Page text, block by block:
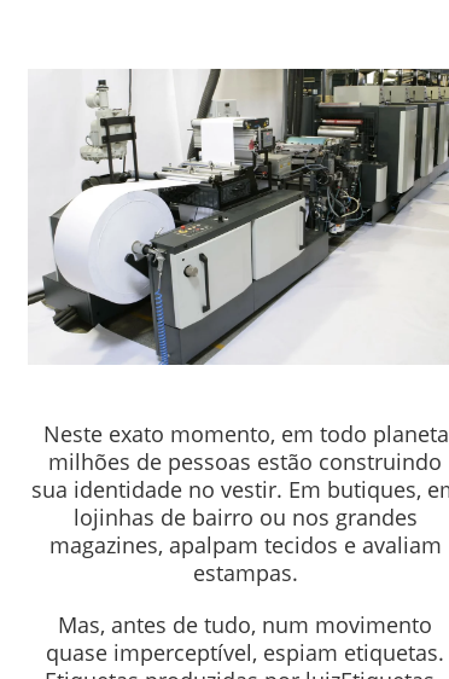
merece ter um estilo que
Neste exato momento, em todo
milhões de pessoas estão construindo
sua identidade no vestir. Em butiques,
lojinhas de bairro ou nos grandes
magazines, apalpam tecidos e avaliam
estampas.
Mas, antes de tudo, num movimento
quase imperceptível, espiam etiquetas.